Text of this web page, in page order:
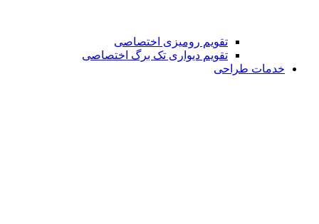
تقویم رومیزی اختصاصی
تقویم دیواری تک برگ اختصاصی
خدمات طراحی